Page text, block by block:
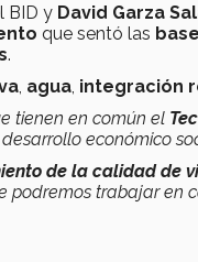
BID y David Garza
que sentó las
.
agua integración
tienen en común el
económico
de la calidad de
podremos trabajar en